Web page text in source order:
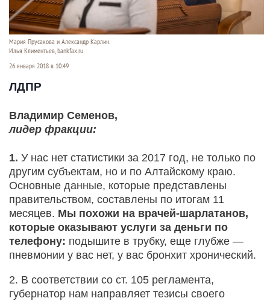
Мария Прусакова и Александр Карлин.
Илья Климентьев, bankfax.ru
26 января 2018 в 10:49
ЛДПР
Владимир Семенов,
лидер фракции:
1. У нас нет статистики за 2017 год, не только по
другим субъектам, но и по Алтайскому краю.
Основные данные, которые представлены
правительством, составлены по итогам 11
месяцев. Мы похожи на врачей-шарлатанов,
которые оказывают услуги за деньги по
телефону: подышите в трубку, еще глубже —
пневмонии у вас нет, у вас бронхит хронический.
2. В соответствии со ст. 105 регламента,
губернатор нам направляет тезисы своего